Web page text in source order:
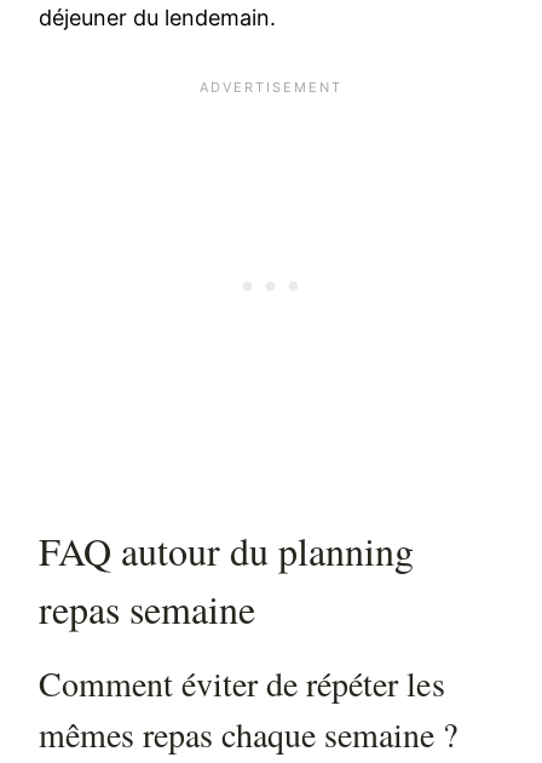
déjeuner du lendemain.
FAQ autour du planning
repas semaine
Comment éviter de répéter les
mêmes repas chaque semaine ?